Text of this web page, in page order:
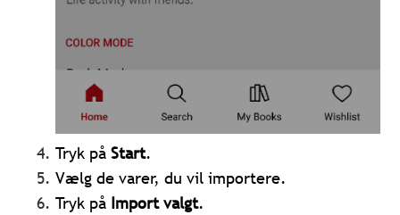
Tryk påStart.
Vælg de varer, du vil importere.
Tryk på Import valgt.